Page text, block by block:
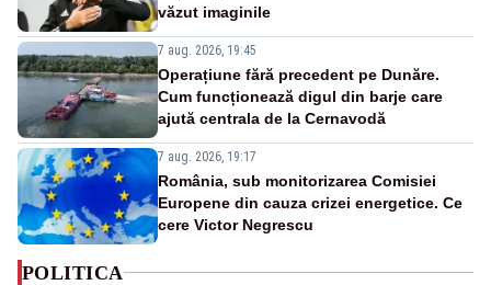
văzut imaginile
7 aug. 2026, 19:45
Operațiune fără precedent pe Dunăre.
Cum funcționează digul din barje care
ajută centrala de la Cernavodă
7 aug. 2026, 19:17
România, sub monitorizarea Comisiei
Europene din cauza crizei energetice. Ce
cere Victor Negrescu
POLITICA